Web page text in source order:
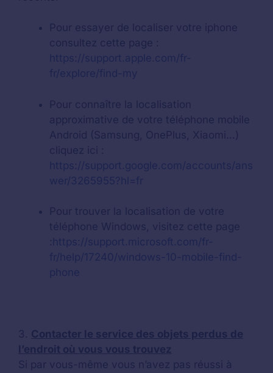
Pour essayer de localiser votre iphone
consultez cette page :
https://support.apple.com/fr-
fr/explore/find-my
Pour connaître la localisation
approximative de votre téléphone mobile
Android (Samsung, OnePlus, Xiaomi…)
cliquez ici :
https://support.google.com/accounts/ans
wer/3265955?hl=fr
Pour trouver la localisation de votre
téléphone Windows, visitez cette page
: https://support.microsoft.com/fr-
fr/help/17240/windows-10-mobile-find-
phone
3. Contacter le service des objets perdus de
l’endroit où vous vous trouvez
Si par vous-même vous n’avez pas réussi à